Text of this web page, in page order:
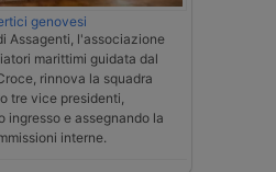
genovesi
Assagenti, l'associazione
marittimi guidata dal
rinnova la squadra
tre vice presidenti,
ingresso e assegnando la
interne.